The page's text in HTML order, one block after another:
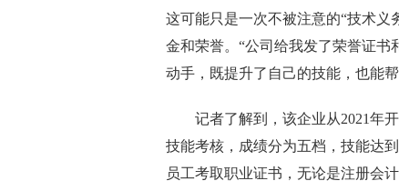
这可能只是一次不被注意的“技术义
金和荣誉。“公司给我发了荣誉证书
动手，既提升了自己的技能，也能
记者了解到，该企业从2021年开
技能考核，成绩分为五档，技能达
员工考取职业证书，无论是注册会